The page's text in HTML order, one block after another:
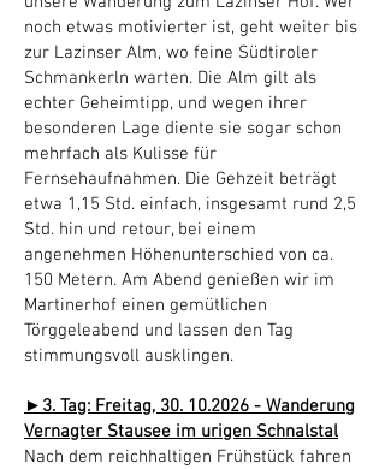
noch etwas motivierter ist, geht weiter bis
zur Lazinser Alm, wo feine Südtiroler
Schmankerln warten. Die Alm gilt als
echter Geheimtipp, und wegen ihrer
besonderen Lage diente sie sogar schon
mehrfach als Kulisse für
Fernsehaufnahmen. Die Gehzeit beträgt
etwa 1,15 Std. einfach, insgesamt rund 2,5
Std. hin und retour, bei einem
angenehmen Höhenunterschied von ca.
150 Metern. Am Abend genießen wir im
Martinerhof einen gemütlichen
Törggeleabend und lassen den Tag
stimmungsvoll ausklingen.
►3. Tag: Freitag, 30. 10.2026 - Wanderung
Vernagter Stausee im urigen Schnalstal
Nach dem reichhaltigen Frühstück fahren